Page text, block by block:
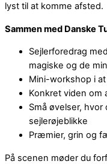
lyst til at komme afsted.
Sammen med Danske
Sejlerforedrag
magiske og de
Mini-workshop i
Konkret viden om
Små øvelser,
sejlerøjeblikke
Præmier, grin og
På scenen møder du